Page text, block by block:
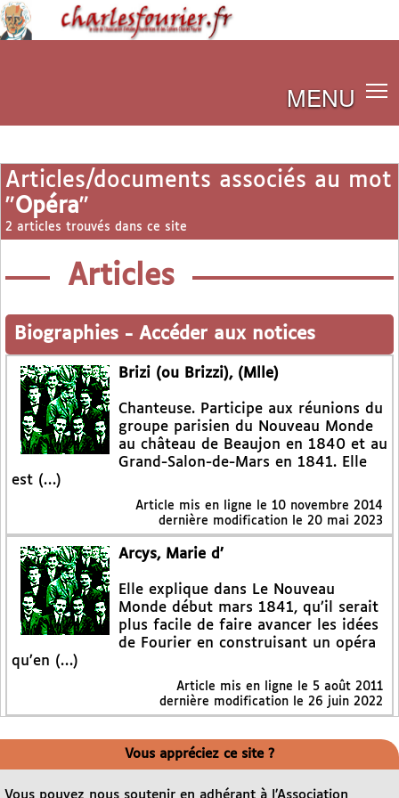
MENU
Articles/documents associés au mot
"Opéra"
2 articles trouvés dans ce site
Articles
Biographies - Accéder aux notices
Brizi (ou Brizzi), (Mlle)
Chanteuse. Participe aux réunions du
groupe parisien du Nouveau Monde
au château de Beaujon en 1840 et au
Grand-Salon-de-Mars en 1841. Elle
est (…)
Article mis en ligne le 10 novembre 2014
dernière modification le 20 mai 2023
Arcys, Marie d’
Elle explique dans Le Nouveau
Monde début mars 1841, qu’il serait
plus facile de faire avancer les idées
de Fourier en construisant un opéra
qu’en (…)
Article mis en ligne le 5 août 2011
dernière modification le 26 juin 2022
Vous appréciez ce site ?
Vous pouvez nous soutenir en adhérant à l’Association